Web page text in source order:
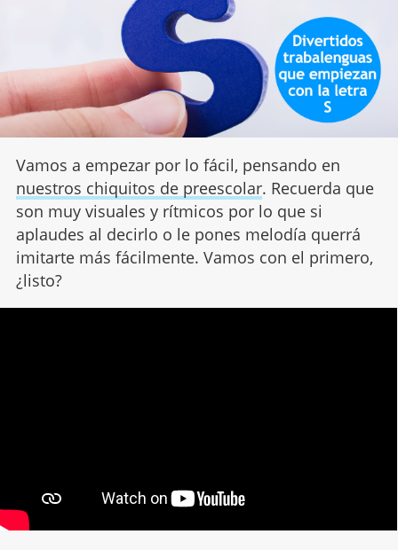
Vamos a empezar por lo fácil, pensando en
nuestros chiquitos de preescolar. Recuerda que
son muy visuales y rítmicos por lo que si
aplaudes al decirlo o le pones melodía querrá
imitarte más fácilmente. Vamos con el primero,
¿listo?